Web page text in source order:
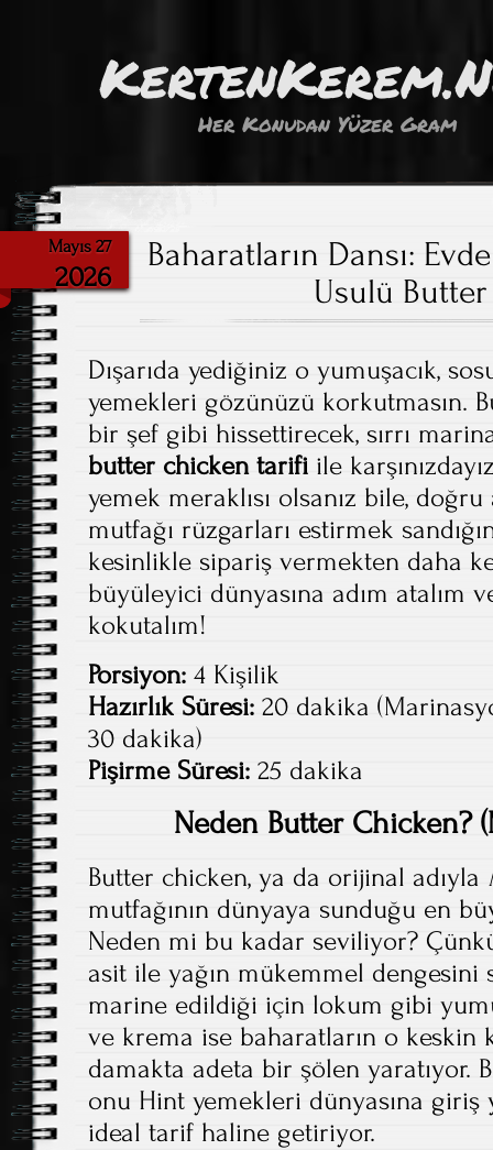
Her Konudan Yüzer Gram
Mayıs 27
2026
Baharatların Dansı:
Usulü
Dışarıda yediğiniz o yumuşacık,
yemekleri gözünüzü korkutmasın.
bir şef gibi hissettirecek, sırrı
butter chicken tarifi ile
yemek meraklısı olsanız bile,
mutfağı rüzgarları estirmek
kesinlikle sipariş vermekten daha
büyüleyici dünyasına adım atalım
kokutalım!
Porsiyon: 4 Kişilik
Hazırlık Süresi: 20 dakika
30 dakika)
Pişirme Süresi: 25 dakika
Neden Butter Chicken?
Butter chicken, ya da orijinal adıyla
mutfağının dünyaya sunduğu en
Neden mi bu kadar seviliyor?
asit ile yağın mükemmel dengesini
marine edildiği için lokum gibi
ve krema ise baharatların o keskin
damakta adeta bir şölen yaratıyor.
onu Hint yemekleri dünyasına
ideal tarif haline getiriyor.